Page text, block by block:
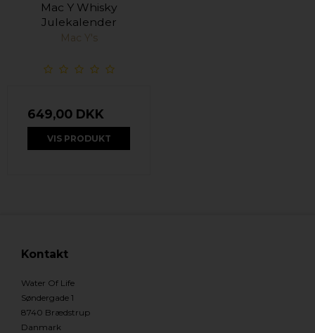
Mac Y Whisky
Julekalender
Mac Y's
649,00 DKK
VIS PRODUKT
Kontakt
Water Of Life
Søndergade 1
8740 Brædstrup
Danmark